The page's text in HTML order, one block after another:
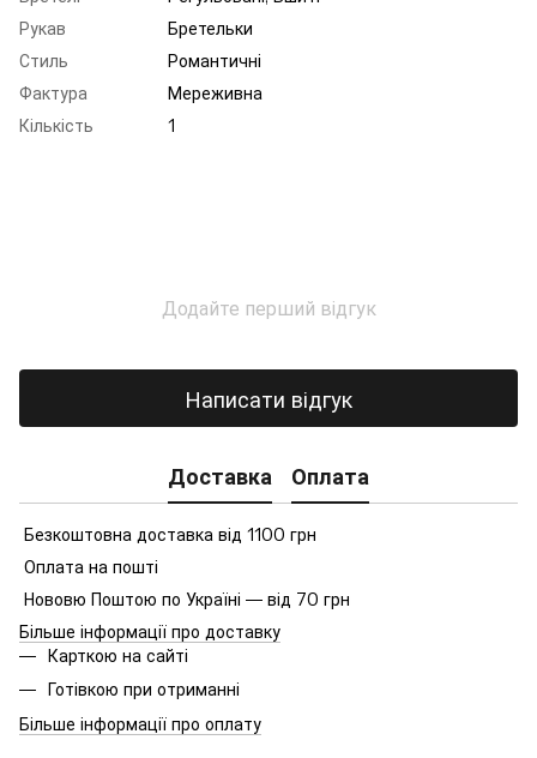
Рукав
Бретельки
Стиль
Романтичні
Фактура
Мереживна
Кількість
1
Додайте перший відгук
Написати відгук
Доставка Оплата
Безкоштовна доставка від 1100 грн
Оплата на пошті
Нововю Поштою по Україні — від 70 грн
Більше інформації про доставку
Карткою на сайті
Готівкою при отриманні
Більше інформації про оплату